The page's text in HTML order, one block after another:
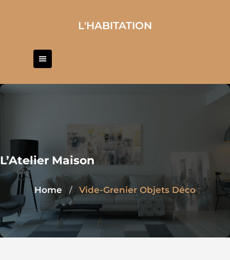
L'HABITATION
L’Atelier Maison
Home / Vide-Grenier Objets Déco